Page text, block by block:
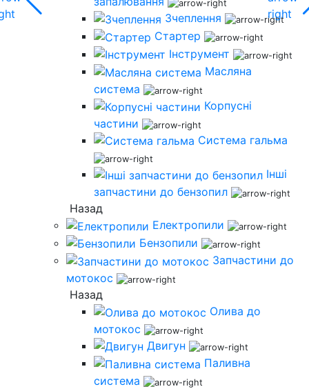
Зчеплення
Стартер
Інструмент
Масляна
система
Корпусні
частини
Система гальма
Інші
запчастини до бензопил
Назад
Електропили
Бензопили
Запчастини до
мотокос
Назад
Олива до
мотокос
Двигун
Паливна
система